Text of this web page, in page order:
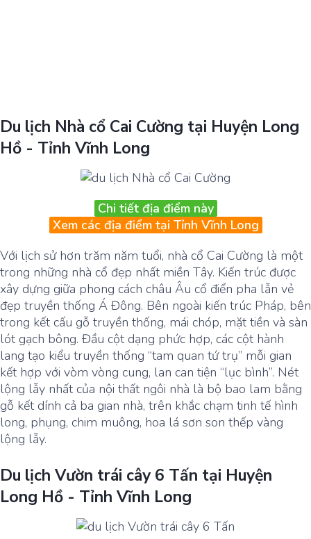
Du lịch Nhà cổ Cai Cường tại Huyện Long
Hồ - Tỉnh Vĩnh Long
Chi tiết địa điểm này
Xem các địa điểm tại Tỉnh Vĩnh Long
Với lịch sử hơn trăm năm tuổi, nhà cổ Cai Cường là một
trong những nhà cổ đẹp nhất miền Tây. Kiến trúc được
xây dựng giữa phong cách châu Âu cổ điển pha lẫn vẻ
đẹp truyền thống Á Đông. Bên ngoài kiến trúc Pháp, bên
trong kết cấu gỗ truyền thống, mái chóp, mặt tiền và sàn
lót gạch bông. Đầu cột dạng phức hợp, các cột hành
lang tạo kiểu truyền thống “tam quan tứ trụ” mỗi gian
kết hợp với vòm vòng cung, lan can tiện “lục bình”. Nét
lộng lẫy nhất của nội thất ngôi nhà là bộ bao lam bằng
gỗ kết dính cả ba gian nhà, trên khắc chạm tinh tế hình
long, phụng, chim muông, hoa lá sơn son thếp vàng
lộng lẫy.
Du lịch Vườn trái cây 6 Tấn tại Huyện
Long Hồ - Tỉnh Vĩnh Long